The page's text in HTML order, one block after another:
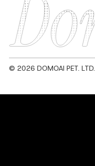
© 2026 DOMOAI PET. LTD.